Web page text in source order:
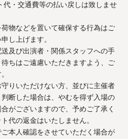
代・交通費等の払い戻しは致しませ
物などを置いて確保する行為はご
し上げます。
及び出演者・関係スタッフへの手
ちはご遠慮いただきますよう、ご
りいただけない方、並びに主催者
断した場合は、やむを得ず入場の
がございますので、予めご了承く
代の返金はいたしません。
本人確認をさせていただく場合が